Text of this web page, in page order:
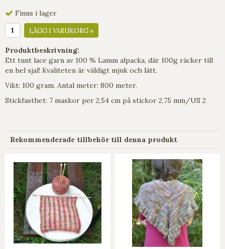
Finns i lager
LÄGG I VARUKORG »
Produktbeskrivning:
Ett tunt lace garn av 100 % Lamm alpacka, där 100g räcker till
en hel sjal! Kvaliteten är väldigt mjuk och lätt.
Vikt: 100 gram. Antal meter: 800 meter.
Stickfasthet: 7 maskor per 2,54 cm på stickor 2,75 mm/US 2
Rekommenderade tillbehör till denna produkt